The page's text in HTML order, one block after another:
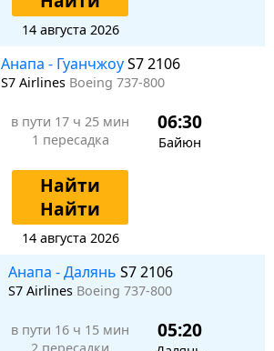
14 августа 2026
Анапа - ГуанчжоуS7 2106
S7 Airlines Boeing 737-800
в пути 17 ч 25 мин
1 пересадка
06:30
Байюн
Найти
Найти
14 августа 2026
Анапа - Далянь S7 2106
S7 Airlines Boeing 737-800
в пути 16 ч 15 мин
2 пересадки
05:20